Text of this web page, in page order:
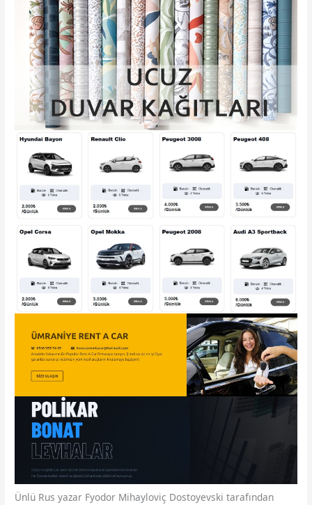
Ünlü Rus yazar Fyodor Mihayloviç Dostoyevski tarafından